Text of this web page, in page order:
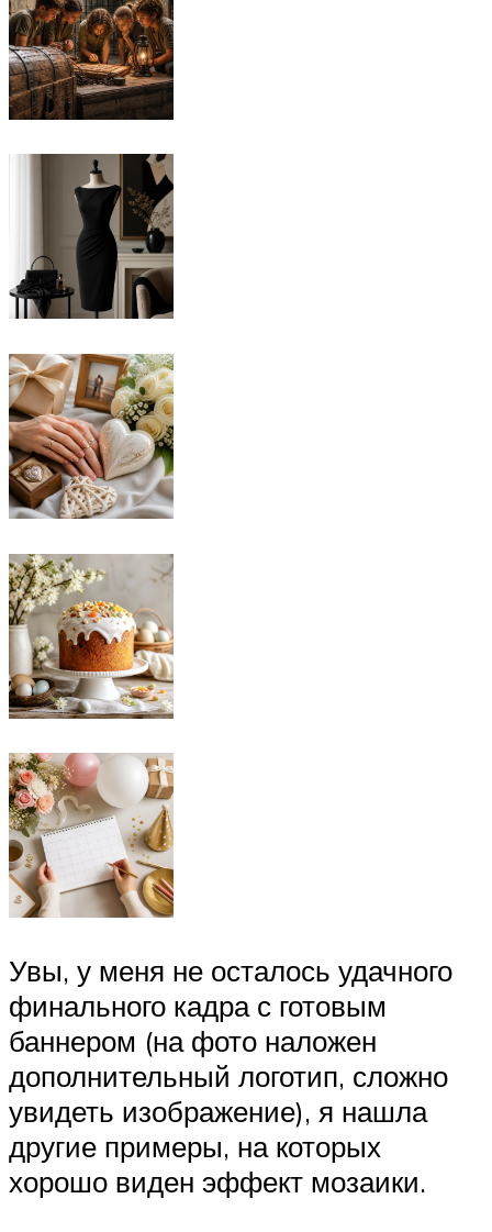
Увы, у меня не осталось удачного
финального кадра с готовым
баннером (на фото наложен
дополнительный логотип, сложно
увидеть изображение), я нашла
другие примеры, на которых
хорошо виден эффект мозаики.